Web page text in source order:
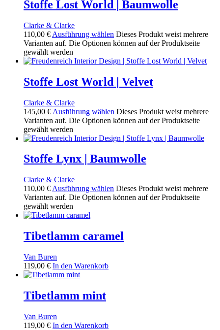
Stoffe Lost World | Baumwolle
Clarke & Clarke
110,00 € Ausführung wählen Dieses Produkt weist mehrere
Varianten auf. Die Optionen können auf der Produktseite
gewählt werden
Stoffe Lost World | Velvet
Clarke & Clarke
145,00 € Ausführung wählen Dieses Produkt weist mehrere
Varianten auf. Die Optionen können auf der Produktseite
gewählt werden
Stoffe Lynx | Baumwolle
Clarke & Clarke
110,00 € Ausführung wählen Dieses Produkt weist mehrere
Varianten auf. Die Optionen können auf der Produktseite
gewählt werden
Tibetlamm caramel
Van Buren
119,00 € In den Warenkorb
Tibetlamm mint
Van Buren
119,00 € In den Warenkorb